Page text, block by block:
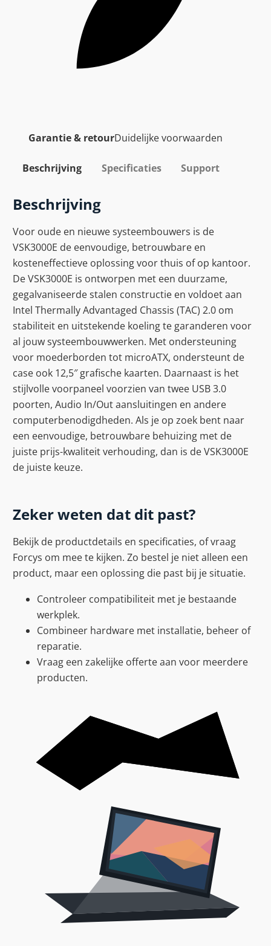
Garantie & retourDuidelijke voorwaarden
Beschrijving Specificaties Support
Beschrijving
Voor oude en nieuwe systeembouwers is de
VSK3000E de eenvoudige, betrouwbare en
kosteneffectieve oplossing voor thuis of op kantoor.
De VSK3000E is ontworpen met een duurzame,
gegalvaniseerde stalen constructie en voldoet aan
Intel Thermally Advantaged Chassis (TAC) 2.0 om
stabiliteit en uitstekende koeling te garanderen voor
al jouw systeembouwwerken. Met ondersteuning
voor moederborden tot microATX, ondersteunt de
case ook 12,5″ grafische kaarten. Daarnaast is het
stijlvolle voorpaneel voorzien van twee USB 3.0
poorten, Audio In/Out aansluitingen en andere
computerbenodigdheden. Als je op zoek bent naar
een eenvoudige, betrouwbare behuizing met de
juiste prijs-kwaliteit verhouding, dan is de VSK3000E
de juiste keuze.
Zeker weten dat dit past?
Bekijk de productdetails en specificaties, of vraag
Forcys om mee te kijken. Zo bestel je niet alleen een
product, maar een oplossing die past bij je situatie.
Controleer compatibiliteit met je bestaande
werkplek.
Combineer hardware met installatie, beheer of
reparatie.
Vraag een zakelijke offerte aan voor meerdere
producten.